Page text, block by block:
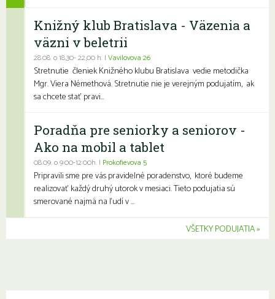
Knižný klub Bratislava - Väzenia a
väzni v beletrii
28.08. o 18,30- 22,00 h. | Vavilovova 26
Stretnutie členiek Knižného klubu Bratislava vedie metodička
Mgr. Viera Némethová. Stretnutie nie je verejným podujatím, ak
sa chcete stať pravi...
Poradňa pre seniorky a seniorov -
Ako na mobil a tablet
08.09. o 9:00-12:00h. | Prokofievova 5
Pripravili sme pre vás pravidelné poradenstvo, ktoré budeme
realizovať každý druhý utorok v mesiaci. Tieto podujatia sú
smerované najmä na ľudí v ...
VŠETKY PODUJATIA